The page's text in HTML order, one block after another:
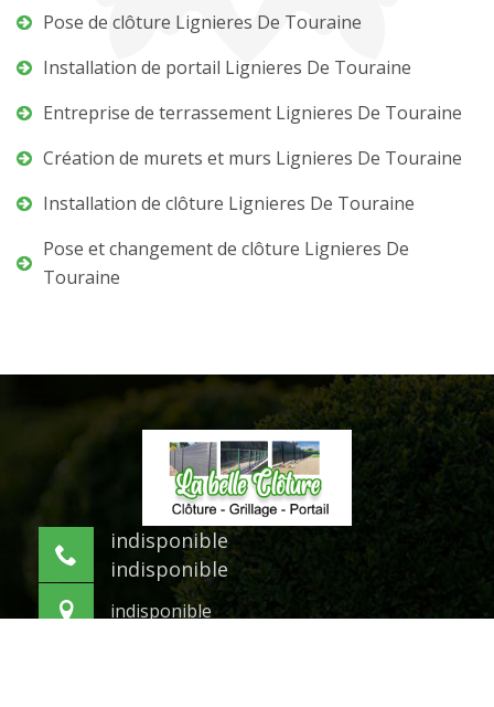
Pose de clôture Lignieres De Touraine
Installation de portail Lignieres De Touraine
Entreprise de terrassement Lignieres De Touraine
Création de murets et murs Lignieres De Touraine
Installation de clôture Lignieres De Touraine
Pose et changement de clôture Lignieres De
Touraine
indisponible
indisponible
indisponible